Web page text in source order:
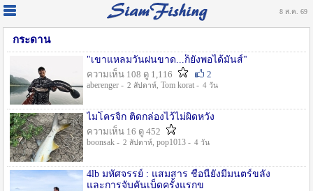
8 ส.ค. 69
กระดาน
"เขาแหลมวันฝนขาด...ก็ยังพอได้มันส์"
ความเห็น 108 ดู 1,116
2
aberenger - 2 สัปดาห์, Tom korat - 4 วัน
ไมโครจิ้ก ติดกล่องไว้ไม่ผิดหวัง
ความเห็น 16 ดู 452
boonsak - 2 สัปดาห์, pop1013 - 4 วัน
4lb มหัศจรรย์ : แสมสาร ชื่อนี้ยังมีมนตร์ขลัง
และการจับคันเบ็ดครั้งแรกข